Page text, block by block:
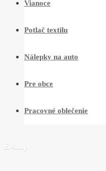
Vianoce
Potlač textilu
Nálepky na auto
Pre obce
Pracovné oblečenie
E-shop